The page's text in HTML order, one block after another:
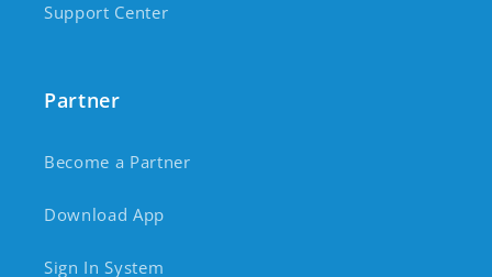
Support Center
Partner
Become a Partner
Download App
Sign In System